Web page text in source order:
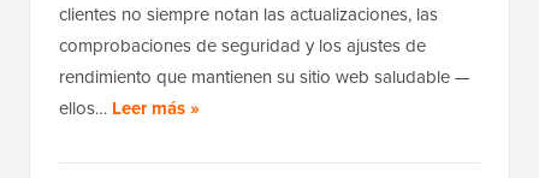
clientes no siempre notan las actualizaciones, las
comprobaciones de seguridad y los ajustes de
rendimiento que mantienen su sitio web saludable —
ellos… Leer más »